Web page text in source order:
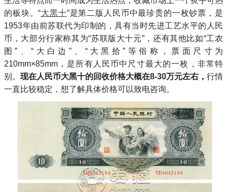
的板块。“大黑十”是第二版人民币中最珍贵的一枚钞票，是
1953年由前苏联代为印制的，具有当时先进工艺水平的人民
币，大部分行家称其为“苏联版大十元”，还有其他比如“工农
图”、“大白边”、“大黑拾”等俗称，票面尺寸为
210mm×85mm，是所有人民币中尺寸最大的一枚，非常特
别。 现在人民币大黑十的回收价格大概在8-30万元左右， 行情
一直比较稳定，想了解具体价格可以致电咨询。